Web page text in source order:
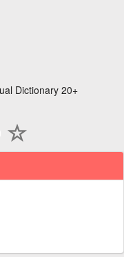
Dictionary 20+